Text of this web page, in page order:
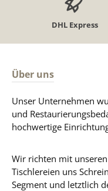
DHL Express
Über uns
Unser Unternehmen
und
hochwertige
Wir richten mit
Tischlereien uns
Segment und letztlich